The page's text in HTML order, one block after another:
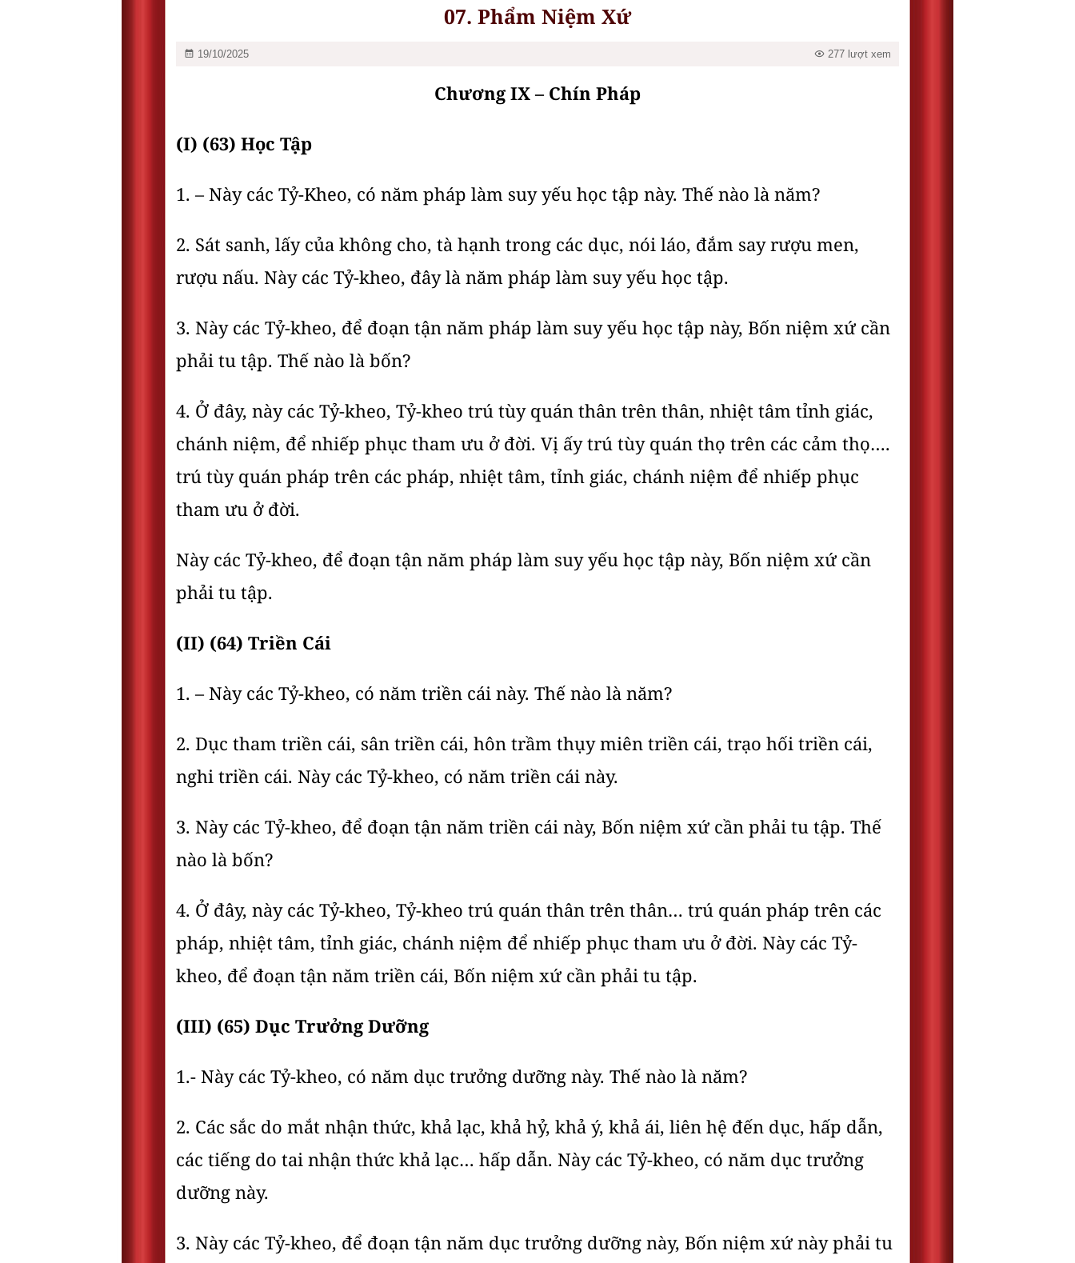
07. Phẩm Niệm Xứ
19/10/2025 277 lượt xem
Chương IX – Chín Pháp
(I) (63) Học Tập
1. – Này các Tỷ-Kheo, có năm pháp làm suy yếu học tập này. Thế nào là năm?
2. Sát sanh, lấy của không cho, tà hạnh trong các dục, nói láo, đắm say rượu men,
rượu nấu. Này các Tỷ-kheo, đây là năm pháp làm suy yếu học tập.
3. Này các Tỷ-kheo, để đoạn tận năm pháp làm suy yếu học tập này, Bốn niệm xứ cần
phải tu tập. Thế nào là bốn?
4. Ở đây, này các Tỷ-kheo, Tỷ-kheo trú tùy quán thân trên thân, nhiệt tâm tỉnh giác,
chánh niệm, để nhiếp phục tham ưu ở đời. Vị ấy trú tùy quán thọ trên các cảm thọ….
trú tùy quán pháp trên các pháp, nhiệt tâm, tỉnh giác, chánh niệm để nhiếp phục
tham ưu ở đời.
Này các Tỷ-kheo, để đoạn tận năm pháp làm suy yếu học tập này, Bốn niệm xứ cần
phải tu tập.
(II) (64) Triền Cái
1. – Này các Tỷ-kheo, có năm triền cái này. Thế nào là năm?
2. Dục tham triền cái, sân triền cái, hôn trầm thụy miên triền cái, trạo hối triền cái,
nghi triền cái. Này các Tỷ-kheo, có năm triền cái này.
3. Này các Tỷ-kheo, để đoạn tận năm triền cái này, Bốn niệm xứ cần phải tu tập. Thế
nào là bốn?
4. Ở đây, này các Tỷ-kheo, Tỷ-kheo trú quán thân trên thân… trú quán pháp trên các
pháp, nhiệt tâm, tỉnh giác, chánh niệm để nhiếp phục tham ưu ở đời. Này các Tỷ-
kheo, để đoạn tận năm triền cái, Bốn niệm xứ cần phải tu tập.
(III) (65) Dục Trưởng Dưỡng
1.- Này các Tỷ-kheo, có năm dục trưởng dưỡng này. Thế nào là năm?
2. Các sắc do mắt nhận thức, khả lạc, khả hỷ, khả ý, khả ái, liên hệ đến dục, hấp dẫn,
các tiếng do tai nhận thức khả lạc… hấp dẫn. Này các Tỷ-kheo, có năm dục trưởng
dưỡng này.
3. Này các Tỷ-kheo, để đoạn tận năm dục trưởng dưỡng này, Bốn niệm xứ này phải tu